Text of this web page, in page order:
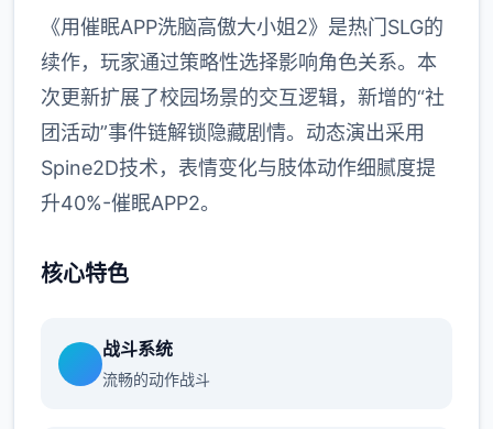
《用催眠APP洗脑高傲大小姐2》是热门SLG的
续作，玩家通过策略性选择影响角色关系。本
次更新扩展了校园场景的交互逻辑，新增的“社
团活动”事件链解锁隐藏剧情。动态演出采用
Spine2D技术，表情变化与肢体动作细腻度提
升40%-催眠APP2。
核心特色
战斗系统
流畅的动作战斗